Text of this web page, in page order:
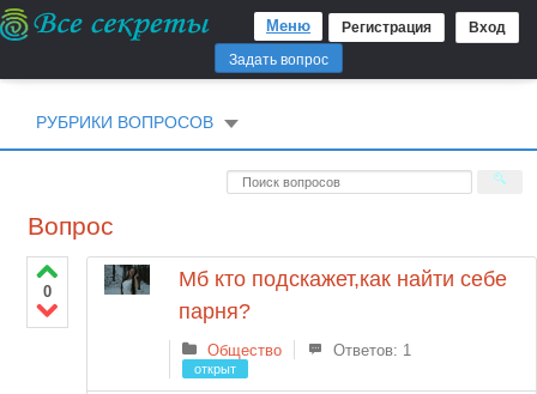
Регистрация Вход
Меню
Задать вопрос
РУБРИКИ ВОПРОСОВ
Вопрос
0
Мб кто подскажет,как найти себе
парня?
Общество Ответов: 1
открыт